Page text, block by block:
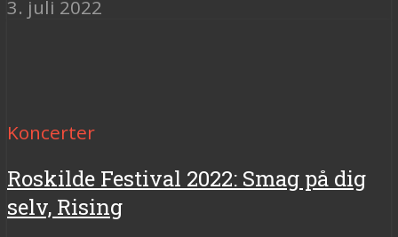
3. juli 2022
Koncerter
Roskilde Festival 2022: Smag på dig
selv, Rising